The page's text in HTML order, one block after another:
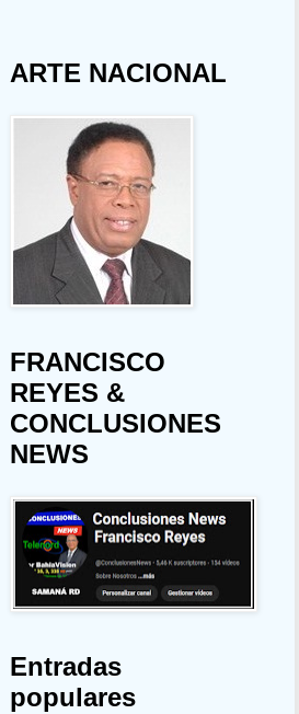
ARTE NACIONAL
FRANCISCO
REYES &
CONCLUSIONES
NEWS
Entradas
populares